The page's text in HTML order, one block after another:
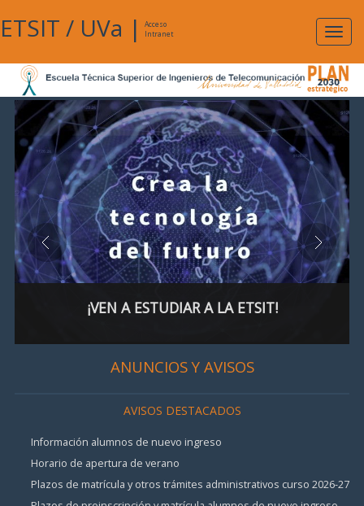
ETSIT / UVa |
Acceso
Intranet
¡VEN A ESTUDIAR A LA ETSIT!
ANUNCIOS Y AVISOS
AVISOS DESTACADOS
Información alumnos de nuevo ingreso
Horario de apertura de verano
Plazos de matrícula y otros trámites administrativos curso 2026-27